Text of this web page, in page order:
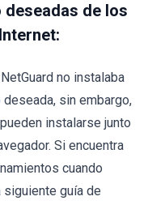
deseadas de los
no instalaba
sin embargo,
instalarse junto
Si encuentra
cuando
siguiente guía de